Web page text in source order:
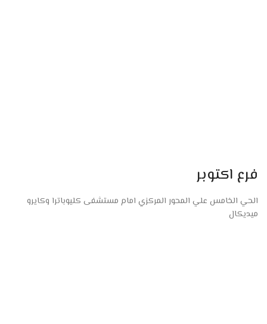
فرع اكتوبر
الحي الخامس علي المحور المركزي امام مستشفى كليوباترا وكايرو
ميديكال